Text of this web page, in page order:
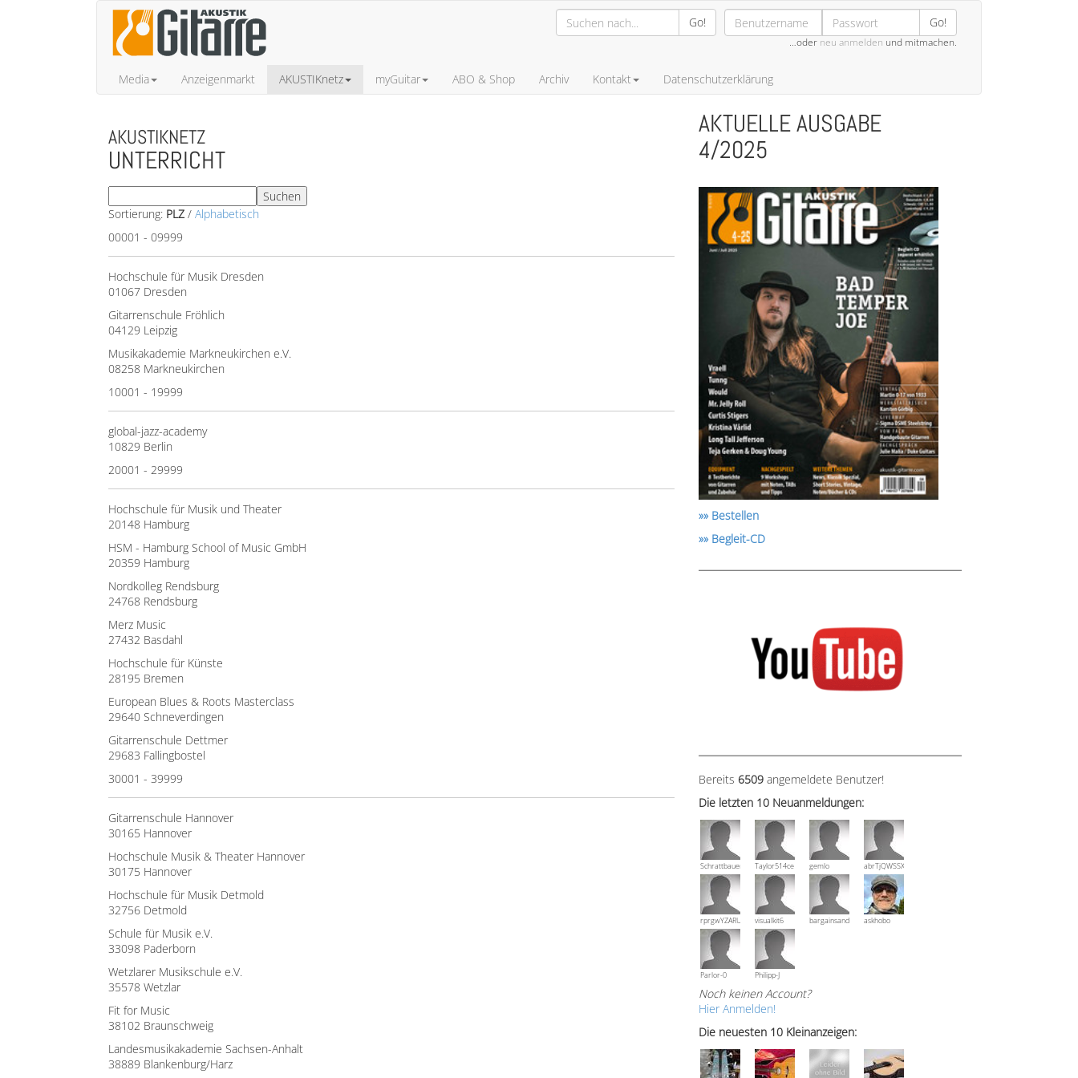
Go! Go!
…oder neu anmelden und mitmachen.
Media Anzeigenmarkt AKUSTIKnetz myGuitar ABO & Shop Archiv Kontakt Datenschutzerklärung
AKUSTIKNETZ
UNTERRICHT
Sortierung: PLZ / Alphabetisch
00001 - 09999
Hochschule für Musik Dresden
01067 Dresden
Gitarrenschule Fröhlich
04129 Leipzig
Musikakademie Markneukirchen e.V.
08258 Markneukirchen
10001 - 19999
global-jazz-academy
10829 Berlin
20001 - 29999
Hochschule für Musik und Theater
20148 Hamburg
HSM - Hamburg School of Music GmbH
20359 Hamburg
Nordkolleg Rendsburg
24768 Rendsburg
Merz Music
27432 Basdahl
Hochschule für Künste
28195 Bremen
European Blues & Roots Masterclass
29640 Schneverdingen
Gitarrenschule Dettmer
29683 Fallingbostel
30001 - 39999
Gitarrenschule Hannover
30165 Hannover
Hochschule Musik & Theater Hannover
30175 Hannover
Hochschule für Musik Detmold
32756 Detmold
Schule für Musik e.V.
33098 Paderborn
Wetzlarer Musikschule e.V.
35578 Wetzlar
Fit for Music
38102 Braunschweig
Landesmusikakademie Sachsen-Anhalt
38889 Blankenburg/Harz
AKTUELLE AUSGABE
4/2025
»» Bestellen
»» Begleit-CD
Bereits 6509 angemeldete Benutzer!
Die letzten 10 Neuanmeldungen:
Schrattbauer Taylor514ce gemlo abrTjQWSSXuVznPolE
rprgwYZARUTZQyCWESpD
visualkit6 bargainsandmoreaskhobo
Parlor-0 Philipp-J
Noch keinen Account?
Hier Anmelden!
Die neuesten 10 Kleinanzeigen: